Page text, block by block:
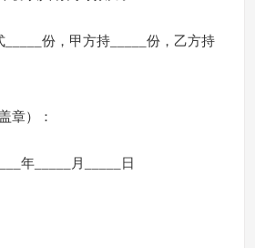
_____份，甲方持_____份，乙方持
章）：
年_____月_____日